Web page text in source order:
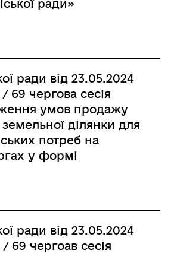
ради»
ради від 23.05.2024
69 чергова сесія
умов продажу
ділянки для
потреб на
у формі
ради від 23.05.2024
69 чергоав сесія